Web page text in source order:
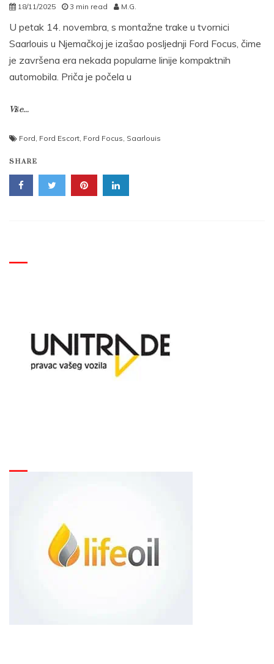
18/11/2025 3 min read M.G.
U petak 14. novembra, s montažne trake u tvornici
Saarlouis u Njemačkoj je izašao posljednji Ford Focus, čime
je završena era nekada popularne linije kompaktnih
automobila. Priča je počela u
Više...
Ford, Ford Escort, Ford Focus, Saarlouis
SHARE